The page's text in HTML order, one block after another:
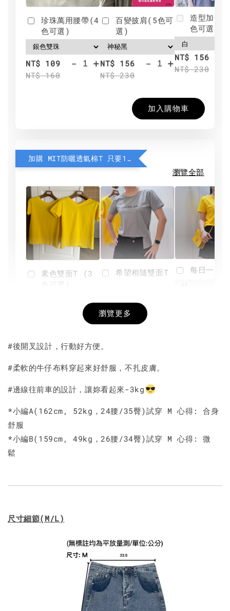
珍珠萬用腰帶(4
色可選)
NT$ 109
NT$ 160
- +
百變披肩(5色可
選)
NT$ 156
NT$ 230
- +
造型加分
色可選)
NT$ 156
NT$ 230
加入購物車
加購 MIT防曬透氣棉T 只要190元
瀏覽全部
素色雙面T (3
+
希望相隨雙面T
NT$ 190
-
每日一笑
瀏覽更多
#後開叉設計，行動好方便。
#柔軟的牛仔布料穿起來好舒服，不扎皮膚。
#邊線往前車的設計，讓妳看起來-3kg
*小編A(162cm, 52kg，24腰/35臀)試穿 M 心得: 合身
舒服
*小編B(159cm, 49kg，26腰/34臀)試穿 M 心得: 微
鬆
尺寸細節(M/L)